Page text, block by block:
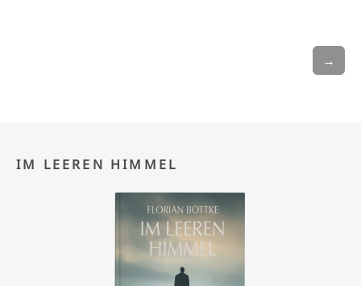
→
IM LEEREN HIMMEL